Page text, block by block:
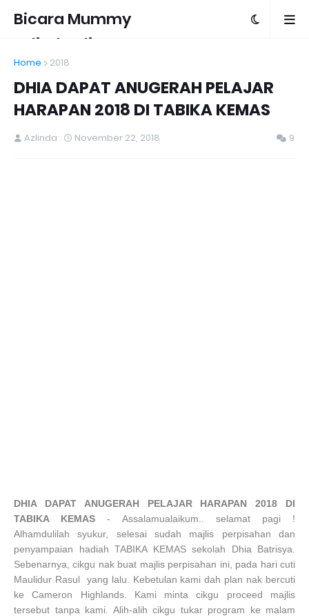
Bicara Mummy
Azlinda Alin
Home 2018
DHIA DAPAT ANUGERAH PELAJAR
HARAPAN 2018 DI TABIKA KEMAS
Azlinda November 22, 2018 9
DHIA DAPAT ANUGERAH PELAJAR HARAPAN 2018 DI
TABIKA KEMAS - Assalamualaikum.. selamat pagi !
Alhamdulilah syukur, selesai sudah majlis perpisahan dan
penyampaian hadiah TABIKA KEMAS sekolah Dhia Batrisya.
Sebenarnya, cikgu nak buat majlis perpisahan ini, pada hari cuti
Maulidur Rasul yang lalu. Kebetulan kami dah plan nak bercuti
ke Cameron Highlands. Kami minta cikgu proceed majlis
tersebut tanpa kami. Alih-alih cikgu tukar program ke malam